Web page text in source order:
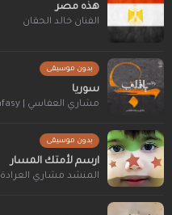
هذه مصر
الفنان خالد الحقان
بدون موسيقى
سوريا
مشاري العفاسي | Mishary Alafasy
بدون موسيقى
ارسم لأمتك المسار
المنشد مشاري العرادة